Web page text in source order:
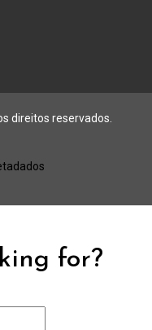
direitos reservados.
for?